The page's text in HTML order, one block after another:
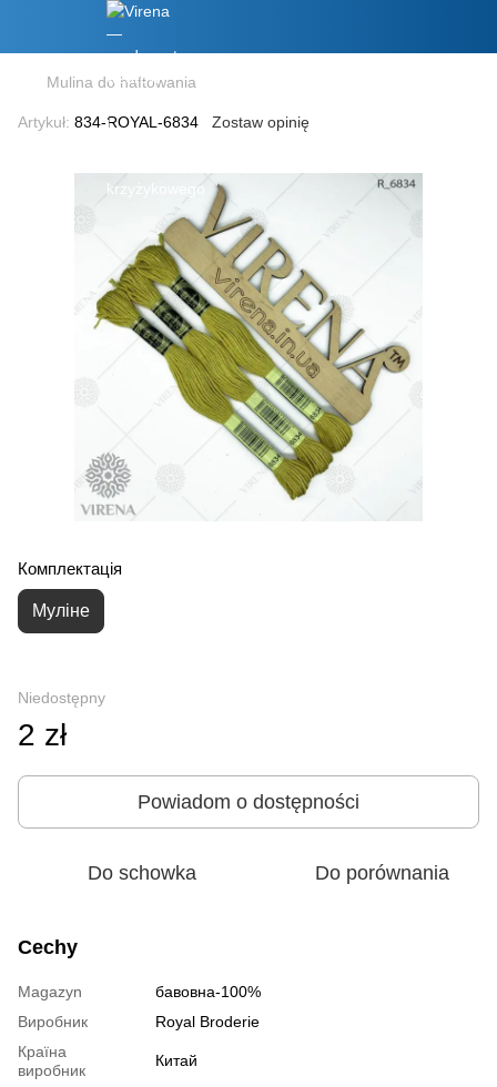
Mulina do haftowania
Artykuł: 834-ROYAL-6834 Zostaw opinię
Комплектація
Муліне
Niedostępny
2 zł
Powiadom o dostępności
Do schowka Do porównania
Cechy
Magazyn
бавовна-100%
Виробник
Royal Broderie
Країна
виробник
Китай